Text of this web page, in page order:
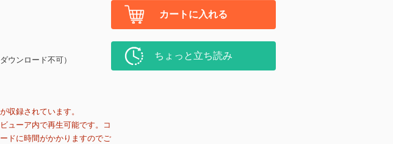
ウンロード不可）
収録されています。
ューア内で再生可能です。コ
ドに時間がかかりますのでご
カートに入れる
ちょっと立ち読み